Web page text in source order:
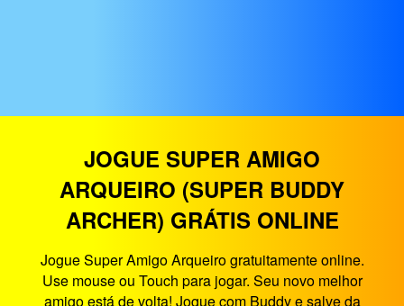
JOGUE SUPER AMIGO
ARQUEIRO (SUPER BUDDY
ARCHER) GRÁTIS ONLINE
Jogue Super Amigo Arqueiro gratuitamente online.
Use mouse ou Touch para jogar. Seu novo melhor
amigo está de volta! Jogue com Buddy e salve da